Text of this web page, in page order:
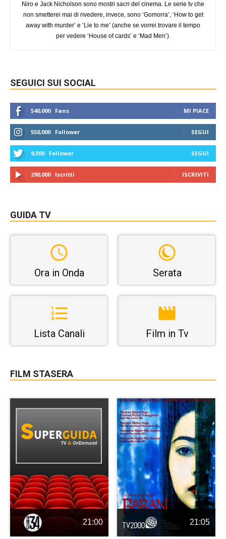
Niro e Jack Nicholson sono mostri sacri del cinema. Le serie tv che
non smetterei mai di rivedere, invece, sono ‘Gomorra’, ‘How to get
away with murder’ e ‘Lie to me’ (anche se vorrei trovare il tempo
per vedere ‘House of cards’ e ‘Mad Men’).
SEGUICI SUI SOCIAL
540,000 Fans MI PIACE
550,000 Follower SEGUI
9,300 Follower SEGUI
290,000 Iscritti ISCRIVITI
GUIDA TV
Ora in Onda Serata
Lista Canali Film in Tv
FILM STASERA
21:00 21:05